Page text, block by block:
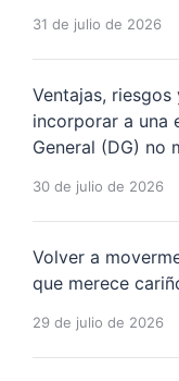
31 de julio de 2026
Ventajas,
incorporar a una
General (DG) no
30 de julio de 2026
Volver a
que merece
29 de julio de 2026